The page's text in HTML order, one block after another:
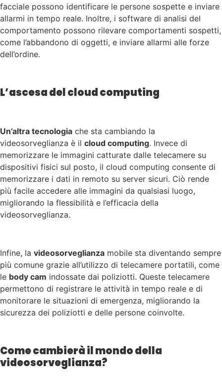
facciale possono identificare le persone sospette e inviare
allarmi in tempo reale. Inoltre, i software di analisi del
comportamento possono rilevare comportamenti sospetti,
come l’abbandono di oggetti, e inviare allarmi alle forze
dell’ordine.
L’ascesa del cloud computing
Un’altra tecnologia che sta cambiando la
videosorveglianza è il cloud computing. Invece di
memorizzare le immagini catturate dalle telecamere su
dispositivi fisici sul posto, il cloud computing consente di
memorizzare i dati in remoto su server sicuri. Ciò rende
più facile accedere alle immagini da qualsiasi luogo,
migliorando la flessibilità e l’efficacia della
videosorveglianza.
Infine, la videosorveglianza mobile sta diventando sempre
più comune grazie all’utilizzo di telecamere portatili, come
le body cam indossate dai poliziotti. Queste telecamere
permettono di registrare le attività in tempo reale e di
monitorare le situazioni di emergenza, migliorando la
sicurezza dei poliziotti e delle persone coinvolte.
Come cambierà il mondo della
videosorveglianza?